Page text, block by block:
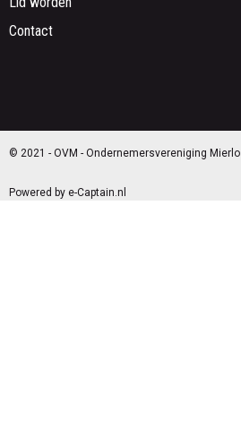
Contact
© 2021 - OVM - Ondernemersvereniging Mierlo
Powered by e-Captain.nl